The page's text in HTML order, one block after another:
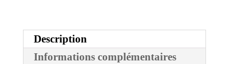
Description
Informations complémentaires